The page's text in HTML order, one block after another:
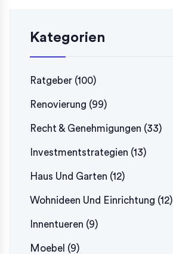
Kategorien
Ratgeber (100)
Renovierung (99)
Recht & Genehmigungen (33)
Investmentstrategien (13)
Haus Und Garten (12)
Wohnideen Und Einrichtung (12)
Innentueren (9)
Moebel (9)